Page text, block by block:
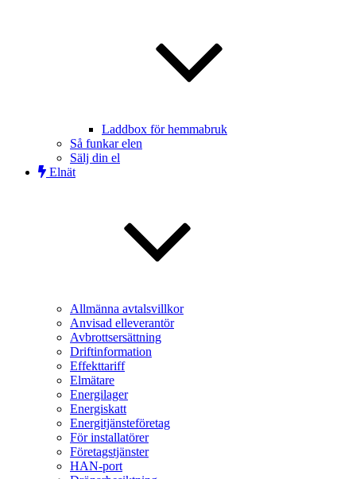
Laddbox för hemmabruk
Så funkar elen
Sälj din el
Elnät
Allmänna avtalsvillkor
Anvisad elleverantör
Avbrottsersättning
Driftinformation
Effekttariff
Elmätare
Energilager
Energiskatt
Energitjänsteföretag
För installatörer
Företagstjänster
HAN-port